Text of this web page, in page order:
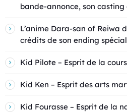
bande-annonce, son
L’anime Dara-san of Reiwa
crédits de son ending spécial
Kid Pilote – Esprit de la
Kid Ken – Esprit des arts
Kid Fourasse – Esprit de la